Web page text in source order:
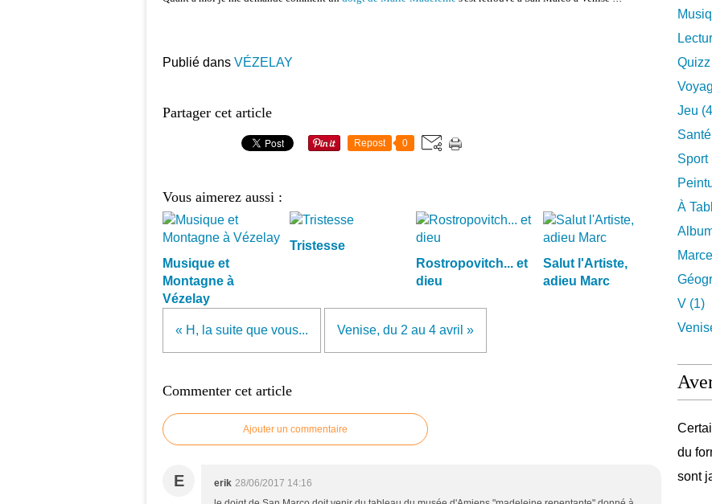
Publié dans VÉZELAY
Partager cet article
Repost 0
Vous aimerez aussi :
Musique et
Montagne à
Vézelay
Tristesse
Rostropovitch... et
dieu
Salut l'Artiste,
adieu Marc
« H, la suite que vous... Venise, du 2 au 4 avril »
Commenter cet article
Ajouter un commentaire
E erik 28/06/2017 14:16
Jeu
Sport
À
V (1)
du
sont